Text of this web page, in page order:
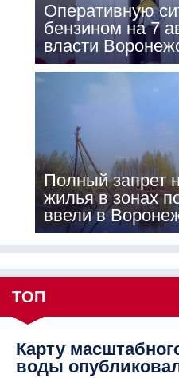
Оперативную
бензином на 7
власти
Полный запрет
жилья в зонах
ввели в
ТОП
Карту
воды